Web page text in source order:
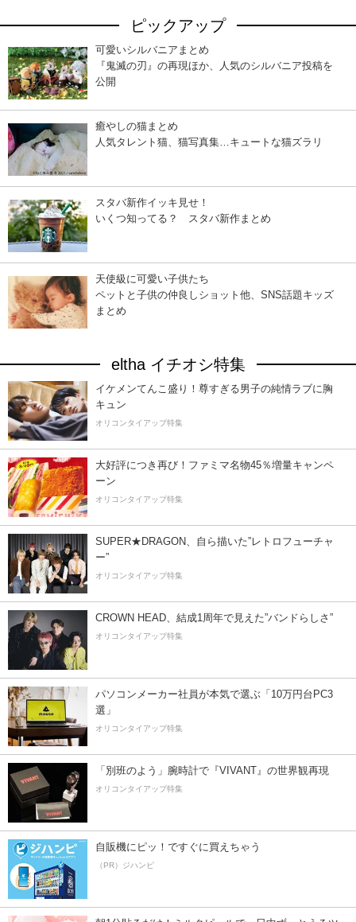
ピックアップ
可愛いシルバニアまとめ
『鬼滅の刃』の再現ほか、人気のシルバニア投稿を
公開
癒やしの猫まとめ
人気タレント猫、猫写真集…キュートな猫ズラリ
スタバ新作イッキ見せ！
いくつ知ってる？ スタバ新作まとめ
天使級に可愛い子供たち
ペットと子供の仲良しショット他、SNS話題キッズ
まとめ
eltha イチオシ特集
イケメンてんこ盛り！尊すぎる男子の純情ラブに胸
キュン
オリコンタイアップ特集
大好評につき再び！ファミマ名物45％増量キャンペ
ーン
オリコンタイアップ特集
SUPER★DRAGON、自ら描いた”レトロフューチャ
ー”
オリコンタイアップ特集
CROWN HEAD、結成1周年で見えた”バンドらしさ”
オリコンタイアップ特集
パソコンメーカー社員が本気で選ぶ「10万円台PC3
選」
オリコンタイアップ特集
「別班のよう」腕時計で『VIVANT』の世界観再現
オリコンタイアップ特集
自販機にピッ！ですぐに買えちゃう
（PR）ジハンピ